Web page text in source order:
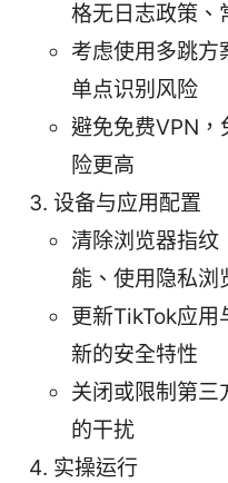
格无日志政策、
考虑使用多跳方
单点识别风险
避免免费VPN，
险更高
设备与应用配置
清除浏览器指纹
能、使用隐私浏
更新TikTok应用
新的安全特性
关闭或限制第三
的干扰
实操运行